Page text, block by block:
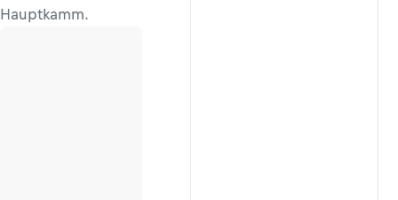
Hauptkamm.